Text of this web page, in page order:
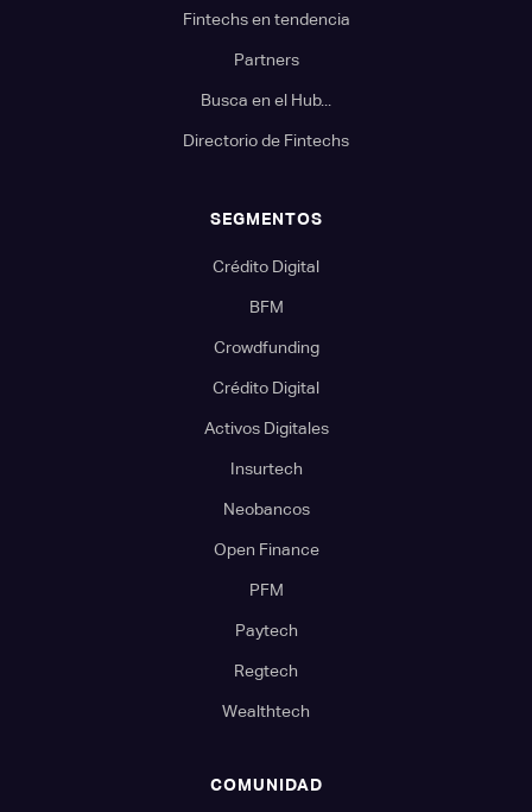
Fintechs en tendencia
Partners
Busca en el Hub...
Directorio de Fintechs
SEGMENTOS
Crédito Digital
BFM
Crowdfunding
Crédito Digital
Activos Digitales
Insurtech
Neobancos
Open Finance
PFM
Paytech
Regtech
Wealthtech
COMUNIDAD